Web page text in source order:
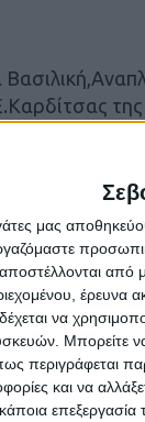
μας
από
έρευνα
να
Μπορείτε να
περιγράφεται
και να
συνέχεια
χώρων
«Νέου